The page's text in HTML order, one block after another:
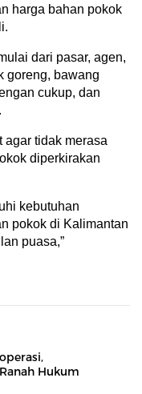
harga bahan pokok
dari pasar, agen,
goreng, bawang
cukup, dan
agar tidak merasa
diperkirakan
kebutuhan
pokok di Kalimantan
puasa,”
Hukum